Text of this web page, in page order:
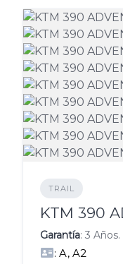
TRAIL
KTM 390
Garantía: 3
: A, A2